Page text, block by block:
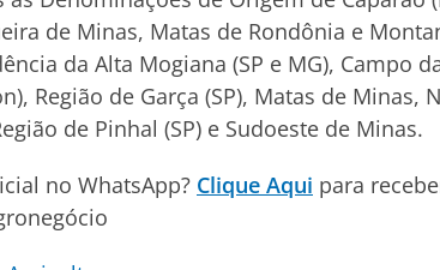
de Minas, Matas de Rondônia e
da Alta Mogiana (SP e MG), Campo
Região de Garça (SP), Matas de Minas,
de Pinhal (SP) e Sudoeste de Minas.
no WhatsApp? Clique Aqui para